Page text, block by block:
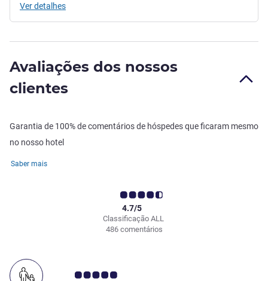
Ver detalhes
Avaliações dos nossos
clientes
Garantia de 100% de comentários de hóspedes que ficaram mesmo
no nosso hotel
Saber mais
Classificação ALL
4.7/5
486 comentários
Nota clientes Avis 5.0/5